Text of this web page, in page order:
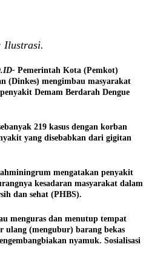
Ilustrasi.
Pemerintah Kota (Pemkot)
(Dinkes) mengimbau masyarakat
Demam Berdarah Dengue
219 kasus dengan korban
yang disebabkan dari gigitan
mengatakan penyakit
kesadaran masyarakat dalam
dan sehat (PHBS).
menguras dan menutup tempat
ulang (mengubur) barang bekas
nyamuk. Sosialisasi